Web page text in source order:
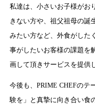
私達は、小さいお子様がお
きない方や、祖父祖母の誕
みたい方など、外食がした
事がしたいお客様の課題を
画して頂きサービスを提供
今後も、PRIME CHEFのテ
験を」と真摯に向き合い食